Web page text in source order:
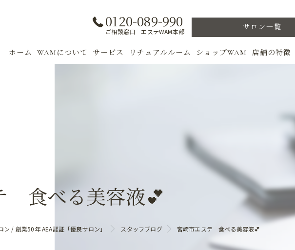
0120-089-990
ご相談窓口 エステWAM本部
サロン一覧
ホーム WAMについて サービス
女性専用フィットネス
リチュアルルーム ショップWAM 店舗の特徴
スキンケア
食べる美容液💕
/ 創業50年 AEA認証「優良サロン」 スタッフブログ 宮崎市エステ 食べる美容液💕